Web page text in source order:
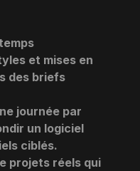
et mises en
des briefs
journée par
un logiciel
ciblés.
projets réels qui